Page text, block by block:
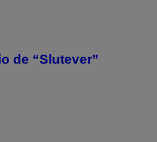
de “Slutever”